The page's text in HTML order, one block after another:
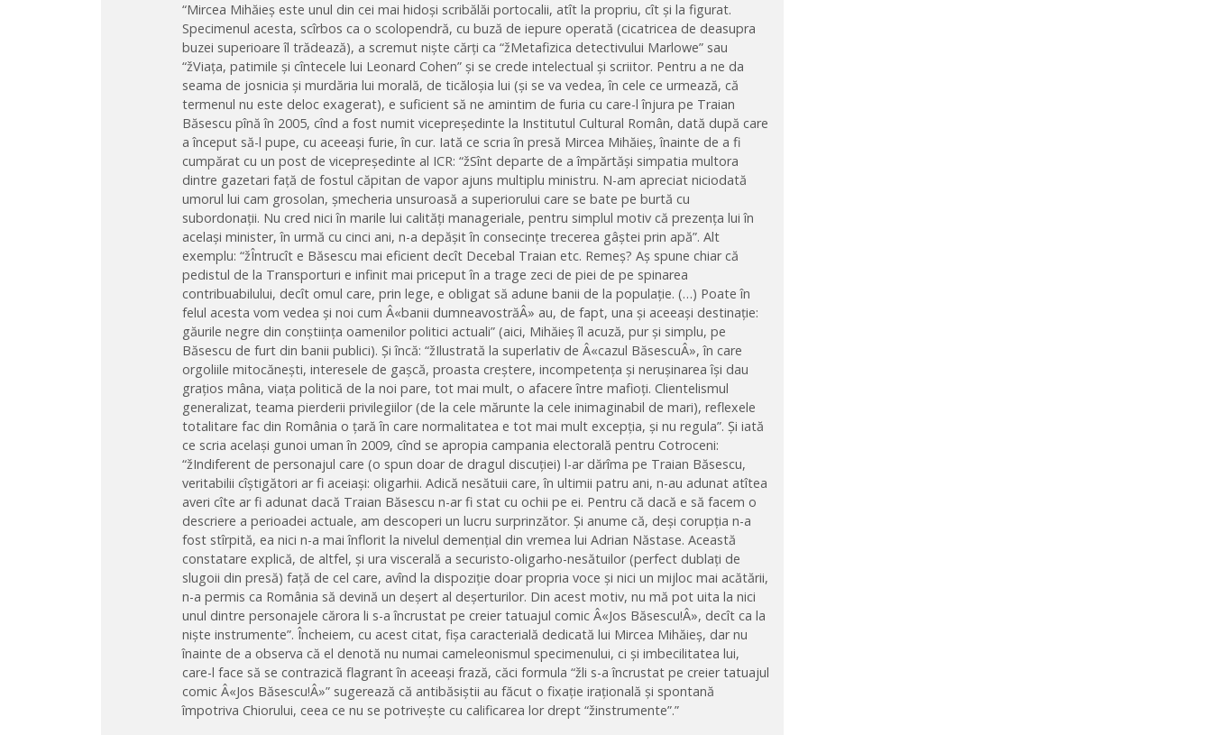
“Mircea Mihăieș este unul din cei mai hidoși scribălăi portocalii, atît la propriu, cît și la figurat.
Specimenul acesta, scîrbos ca o scolopendră, cu buză de iepure operată (cicatricea de deasupra
buzei superioare îl trădează), a scremut niște cărți ca “žMetafizica detectivului Marlowe” sau
“žViața, patimile și cîntecele lui Leonard Cohen” și se crede intelectual și scriitor. Pentru a ne da
seama de josnicia și murdăria lui morală, de ticăloșia lui (și se va vedea, în cele ce urmează, că
termenul nu este deloc exagerat), e suficient să ne amintim de furia cu care-l înjura pe Traian
Băsescu pînă în 2005, cînd a fost numit vicepreședinte la Institutul Cultural Român, dată după care
a început să-l pupe, cu aceeași furie, în cur. Iată ce scria în presă Mircea Mihăieș, înainte de a fi
cumpărat cu un post de vicepreședinte al ICR: “žSînt departe de a împărtăși simpatia multora
dintre gazetari față de fostul căpitan de vapor ajuns multiplu ministru. N-am apreciat niciodată
umorul lui cam grosolan, șmecheria unsuroasă a superiorului care se bate pe burtă cu
subordonații. Nu cred nici în marile lui calități manageriale, pentru simplul motiv că prezența lui în
același minister, în urmă cu cinci ani, n-a depășit în consecințe trecerea gâștei prin apă”. Alt
exemplu: “žÎntrucît e Băsescu mai eficient decît Decebal Traian etc. Remeș? Aș spune chiar că
pedistul de la Transporturi e infinit mai priceput în a trage zeci de piei de pe spinarea
contribuabilului, decît omul care, prin lege, e obligat să adune banii de la populație. (…) Poate în
felul acesta vom vedea și noi cum Â«banii dumneavostrăÂ» au, de fapt, una și aceeași destinație:
găurile negre din conștiința oamenilor politici actuali” (aici, Mihăieș îl acuză, pur și simplu, pe
Băsescu de furt din banii publici). Și încă: “žIlustrată la superlativ de Â«cazul BăsescuÂ», în care
orgoliile mitocănești, interesele de gașcă, proasta creștere, incompetența și nerușinarea își dau
grațios mâna, viața politică de la noi pare, tot mai mult, o afacere între mafioți. Clientelismul
generalizat, teama pierderii privilegiilor (de la cele mărunte la cele inimaginabil de mari), reflexele
totalitare fac din România o țară în care normalitatea e tot mai mult excepția, și nu regula”. Și iată
ce scria același gunoi uman în 2009, cînd se apropia campania electorală pentru Cotroceni:
“žIndiferent de personajul care (o spun doar de dragul discuției) l-ar dărîma pe Traian Băsescu,
veritabilii cîștigători ar fi aceiași: oligarhii. Adică nesătuii care, în ultimii patru ani, n-au adunat atîtea
averi cîte ar fi adunat dacă Traian Băsescu n-ar fi stat cu ochii pe ei. Pentru că dacă e să facem o
descriere a perioadei actuale, am descoperi un lucru surprinzător. Și anume că, deși corupția n-a
fost stîrpită, ea nici n-a mai înflorit la nivelul demențial din vremea lui Adrian Năstase. Această
constatare explică, de altfel, și ura viscerală a securisto-oligarho-nesătuilor (perfect dublați de
slugoii din presă) față de cel care, avînd la dispoziție doar propria voce și nici un mijloc mai acătării,
n-a permis ca România să devină un deșert al deșerturilor. Din acest motiv, nu mă pot uita la nici
unul dintre personajele cărora li s-a încrustat pe creier tatuajul comic Â«Jos Băsescu!Â», decît ca la
niște instrumente”. Încheiem, cu acest citat, fișa caracterială dedicată lui Mircea Mihăieș, dar nu
înainte de a observa că el denotă nu numai cameleonismul specimenului, ci și imbecilitatea lui,
care-l face să se contrazică flagrant în aceeași frază, căci formula “žli s-a încrustat pe creier tatuajul
comic Â«Jos Băsescu!Â»” sugerează că antibăsiștii au făcut o fixație irațională și spontană
împotriva Chiorului, ceea ce nu se potrivește cu calificarea lor drept “žinstrumente”.”